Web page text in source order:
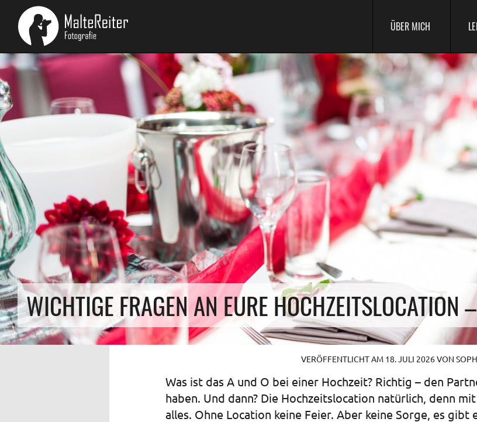
ÜBER MICH
WICHTIGE FRAGEN AN EURE HOCHZEITSLOCATION
VERÖFFENTLICHT AM 18. JULI 2026VON
Was ist das A und O bei einer Hochzeit? Richtig – den
haben. Und dann? Die Hochzeitslocation natürlich, denn
alles. Ohne Location keine Feier. Aber keine Sorge, es gibt